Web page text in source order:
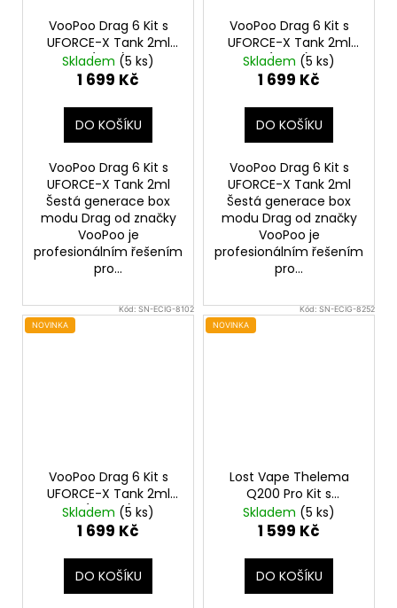
VooPoo Drag 6 Kit s
UFORCE-X Tank 2ml
(Blue)
Skladem (5 ks)
1 699 Kč
DO KOŠÍKU
VooPoo Drag 6 Kit s
UFORCE-X Tank 2ml
Šestá generace box
modu Drag od značky
VooPoo je
profesionálním řešením
pro...
VooPoo Drag 6 Kit s
UFORCE-X Tank 2ml
(Black)
Skladem (5 ks)
1 699 Kč
DO KOŠÍKU
VooPoo Drag 6 Kit s
UFORCE-X Tank 2ml
Šestá generace box
modu Drag od značky
VooPoo je
profesionálním řešením
pro...
Kód:SN-ECIG-8102
NOVINKA
VooPoo Drag 6 Kit s
UFORCE-X Tank 2ml
(Green)
Skladem (5 ks)
1 699 Kč
DO KOŠÍKU
Kód:SN-ECIG-8252
NOVINKA
Lost Vape Thelema
Q200 Pro Kit s
Centaurus Sub Ohm
Tank V2 (Shadow
Skladem (5 ks)
1 599 Kč
DO KOŠÍKU